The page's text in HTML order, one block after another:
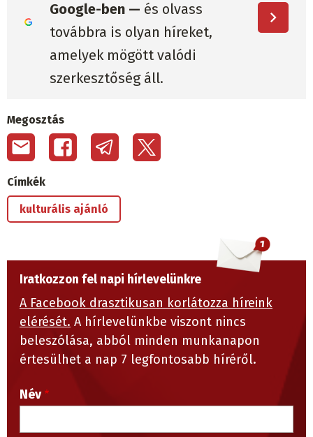
Google-ben — és olvass
továbbra is olyan híreket,
amelyek mögött valódi
szerkesztőség áll.
Megosztás
Címkék
kulturális ajánló
Iratkozzon fel napi hírlevelünkre
A Facebook drasztikusan korlátozza híreink
elérését. A hírlevelünkbe viszont nincs
beleszólása, abból minden munkanapon
értesülhet a nap 7 legfontosabb híréről.
Név